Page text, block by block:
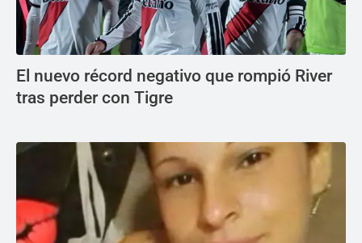
El nuevo récord negativo que rompió River
tras perder con Tigre